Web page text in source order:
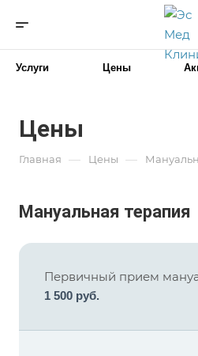
Услуги Цены
Цены
Главная — Цены —
Мануальная терапия
Первичный прием
1 500 руб.